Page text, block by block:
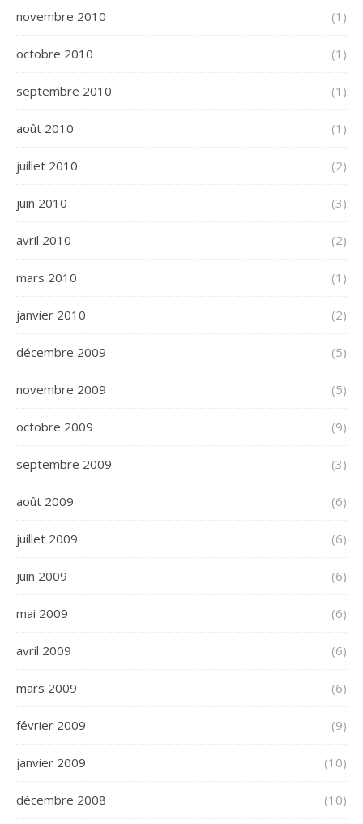
novembre 2010 (1)
octobre 2010 (1)
septembre 2010 (1)
août 2010 (1)
juillet 2010 (2)
juin 2010 (3)
avril 2010 (2)
mars 2010 (1)
janvier 2010 (2)
décembre 2009 (5)
novembre 2009 (5)
octobre 2009 (9)
septembre 2009 (3)
août 2009 (6)
juillet 2009 (6)
juin 2009 (6)
mai 2009 (6)
avril 2009 (6)
mars 2009 (6)
février 2009 (9)
janvier 2009 (10)
décembre 2008 (10)